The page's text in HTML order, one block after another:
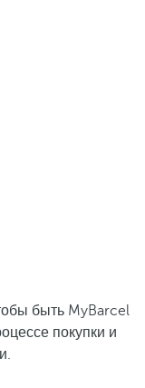
быть MyBarcel
покупки и